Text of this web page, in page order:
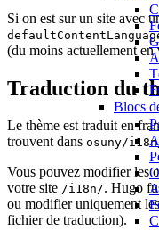
Blocs
Si on est sur un site avec
(du moins actuellement en
Traduction du
Le thème est traduit en
trouvent dans osuny/
Vous pouvez modifier les
votre site /i18n/. Hugo
ou modifier uniquement
fichier de traduction).